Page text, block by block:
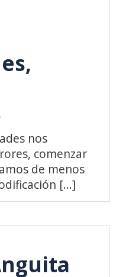
nos
comenzar
de menos
[...]